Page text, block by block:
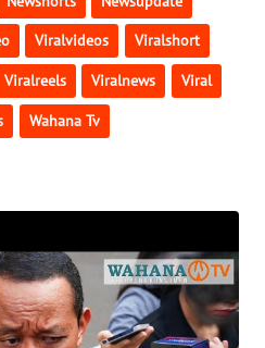
Viralvideos Viralshort
Viralreels Viralnews Viral
Wahana Tv